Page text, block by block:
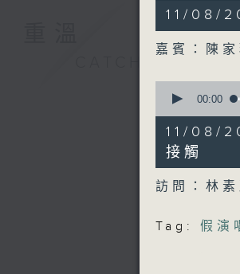
10
minutes,
8
seconds
90%
11/08/
嘉賓：陳
seconds
12
minutes,
13
seconds
00:00
11/08/
接觸
訪問：林
Tag: 假演